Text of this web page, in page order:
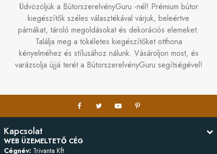
Üdvözöljük a BútorszerelvényGuru -nél! Prémium bútor
kiegészítők széles választékával várjuk, beleértve
párnákat, tároló megoldásokat és dekorációs elemeket.
Találja meg a tökéletes kiegészítőket otthona
kényelméhez és stílusához nálunk. Vásároljon most, és
varázsolja újjá terét a BútorszerelvényGuru segítségével!
Kapcsolat
WEB ÜZEMELTETŐ CÉG
Cégnév: Trivanta Kft